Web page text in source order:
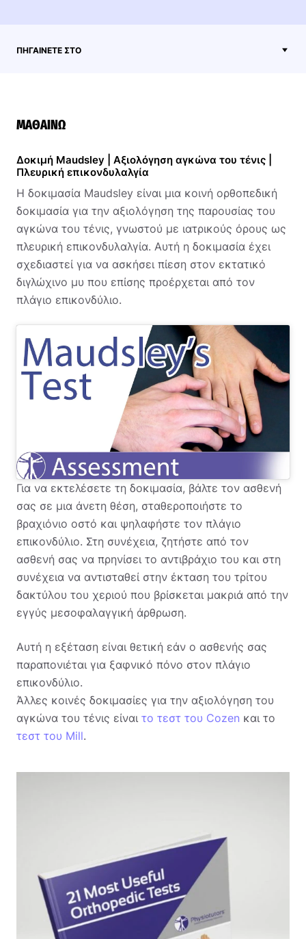
ΠΗΓΑΊΝΕΤΕ ΣΤΟ
ΜΑΘΑΊΝΩ
Δοκιμή Maudsley | Αξιολόγηση αγκώνα του τένις |
Πλευρική επικονδυλαλγία
Η δοκιμασία Maudsley είναι μια κοινή ορθοπεδική
δοκιμασία για την αξιολόγηση της παρουσίας του
αγκώνα του τένις, γνωστού με ιατρικούς όρους ως
πλευρική επικονδυλαλγία. Αυτή η δοκιμασία έχει
σχεδιαστεί για να ασκήσει πίεση στον εκτατικό
διγλώχινο μυ που επίσης προέρχεται από τον
πλάγιο επικονδύλιο.
Για να εκτελέσετε τη δοκιμασία, βάλτε τον ασθενή
σας σε μια άνετη θέση, σταθεροποιήστε το
βραχιόνιο οστό και ψηλαφήστε τον πλάγιο
επικονδύλιο. Στη συνέχεια, ζητήστε από τον
ασθενή σας να πρηνίσει το αντιβράχιο του και στη
συνέχεια να αντισταθεί στην έκταση του τρίτου
δακτύλου του χεριού που βρίσκεται μακριά από την
εγγύς μεσοφαλαγγική άρθρωση.
Αυτή η εξέταση είναι θετική εάν ο ασθενής σας
παραπονιέται για ξαφνικό πόνο στον πλάγιο
επικονδύλιο.
Άλλες κοινές δοκιμασίες για την αξιολόγηση του
αγκώνα του τένις είναι το τεστ του Cozen και το
τεστ του Mill.